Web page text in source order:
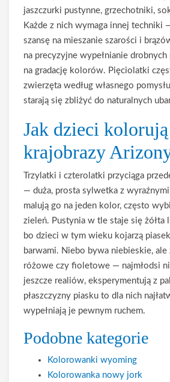
jaszczurki pustynne, grzechotniki,
Każde z nich wymaga innej techniki
szansę na mieszanie szarości i
na precyzyjne wypełnianie
na gradację kolorów. Pięciolatki
zwierzęta według własnego
starają się zbliżyć do naturalnych
Jak dzieci kolorują
krajobrazy
Trzylatki i czterolatki przyciąga
— duża, prosta sylwetka z
malują go na jeden kolor, często
zieleń. Pustynia w tle staje się żółta
bo dzieci w tym wieku kojarzą
barwami. Niebo bywa niebieskie, ale
różowe czy fioletowe — najmłodsi
jeszcze realiów, eksperymentują z
płaszczyzny piasku to dla nich
wypełniają je pewnym ruchem.
Podobne kategorie
Kolorowanki wyoming
Kolorowanka nowy jork